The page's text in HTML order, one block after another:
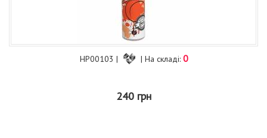
HP00103 | | На складі: 0
240 грн